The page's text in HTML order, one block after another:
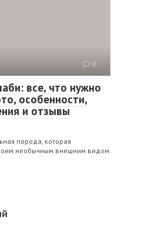
0
все, что нужно
особенности,
и отзывы
порода, которая
необычным внешним видом.